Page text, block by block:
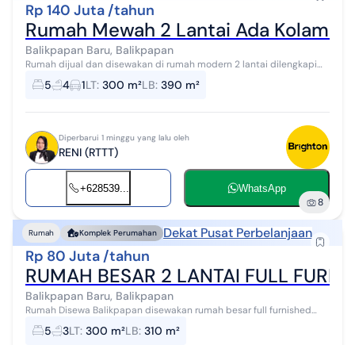
Rp 140 Juta /tahun
Rumah Mewah 2 Lantai Ada Kolam
Balikpapan Baru, Balikpapan
Rumah dijual dan disewakan di rumah modern 2 lantai dilengkapi
Kolam renang di perumahan Balikpapan Baru, lengkapi dengan
fasilitas kolam renang, ...
5 4 1LT: 300 m²LB: 390 m²
Diperbarui 1 minggu yang lalu oleh
RENI (RTTT)
+628539... WhatsApp
8
Rumah Komplek Perumahan Dekat Pusat Perbelanjaan
Rp 80 Juta /tahun
RUMAH BESAR 2 LANTAI FULL
Balikpapan Baru, Balikpapan
Rumah Disewa Balikpapan disewakan rumah besar full furnished
diperumahan Balikpapan baru,berada ditengah kota,pengamanan
security 24 jam dan one ge...
5 3LT: 300 m²LB: 310 m²